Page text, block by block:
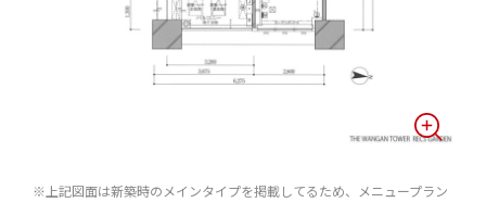
※上記図面は新築時のメインタイプを掲載してるため、メニュープラン